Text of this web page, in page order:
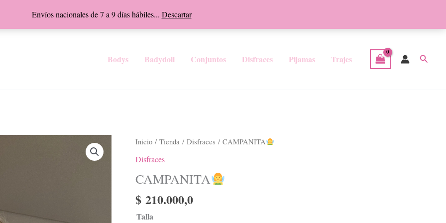
Envíos nacionales de 7 a 9 días hábiles... Descartar
Bodys Badydoll Conjuntos Disfraces Pijamas Trajes Buscar
Inicio / Tienda / Disfraces / CAMPANITA
Disfraces
CAMPANITA
$ 210.000,0
Talla
CAMPANITA
Facebook Instagram